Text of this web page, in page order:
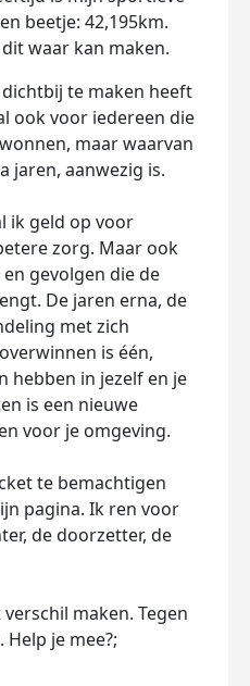
beetje: 42,195km.
waar kan maken.
te maken heeft
ook voor iedereen die
maar waarvan
jaren, aanwezig is.
ik geld op voor
zorg. Maar ook
gevolgen die de
De jaren erna, de
met zich
is één,
hebben in jezelf en je
is een nieuwe
voor je omgeving.
te bemachtigen
pagina. Ik ren voor
de doorzetter, de
maken. Tegen
Help je mee?;